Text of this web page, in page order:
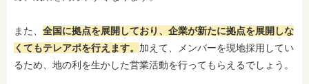
また、 全国に拠点を展開しており、企業が新たに拠点を展開しな
くてもテレアポを行えます。 加えて、メンバーを現地採用してい
るため、地の利を生かした営業活動を行ってもらえるでしょう。